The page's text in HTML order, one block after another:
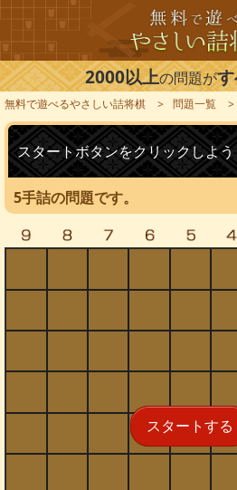
2000以上の問題が
無料で遊べるやさしい詰将棋 問題一覧
スタートボタンをクリックしよ
5手詰の問題です。
スタートする